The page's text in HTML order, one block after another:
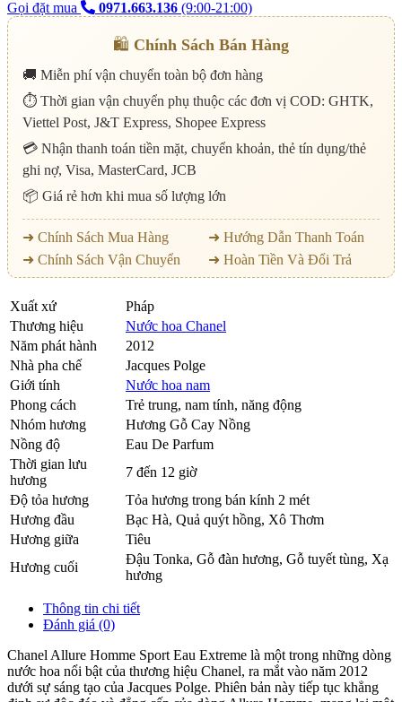
Gọi đặt mua
0971.663.136 (9:00-21:00)
🛍️ Chính Sách Bán Hàng
🚚 Miễn phí vận chuyển toàn bộ đơn hàng
⏱️ Thời gian vận chuyển phụ thuộc các đơn vị COD: GHTK,
Viettel Post, J&T Express, Shopee Express
💳 Nhận thanh toán tiền mặt, chuyển khoản, thẻ tín dụng/thẻ
ghi nợ, Visa, MasterCard, JCB
📦 Giá rẻ hơn khi mua số lượng lớn
➜ Chính Sách Mua Hàng
➜ Hướng Dẫn Thanh Toán
➜ Chính Sách Vận Chuyển
➜ Hoàn Tiền Và Đổi Trả
Xuất xứ
Pháp
Thương hiệu
Nước hoa Chanel
Năm phát hành
2012
Nhà pha chế
Jacques Polge
Giới tính
Nước hoa nam
Phong cách
Trẻ trung, nam tính, năng động
Nhóm hương
Hương Gỗ Cay Nồng
Nồng độ
Eau De Parfum
Thời gian lưu
hương
7 đến 12 giờ
Độ tỏa hương
Tỏa hương trong bán kính 2 mét
Hương đầu
Bạc Hà, Quả quýt hồng, Xô Thơm
Hương giữa
Tiêu
Hương cuối
Đậu Tonka, Gỗ đàn hương, Gỗ tuyết tùng, Xạ
hương
Thông tin chi tiết
Đánh giá (0)
Chanel Allure Homme Sport Eau Extreme là một trong những dòng
nước hoa nổi bật của thương hiệu Chanel, ra mắt vào năm 2012
dưới sự sáng tạo của Jacques Polge. Phiên bản này tiếp tục khẳng